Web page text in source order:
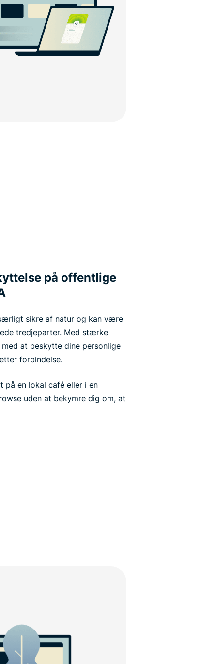
på offentlige
sikre af natur og kan være
tredjeparter. Med stærke
at beskytte dine personlige
forbindelse.
en lokal café eller i en
uden at bekymre dig om, at